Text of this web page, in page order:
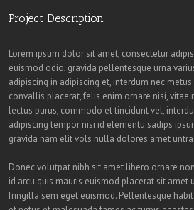
Project Description
Lorem ipsum dolor sit amet, consectetur
euismod odio, gravida pellentesque urna
adipiscing in adipiscing et, interdum nec
convallis placerat, felis enim ornare nisi, vitae
lectus purus, commodo et tincidunt vel,
adipiscing tempor nisi id elementu sadips
gravida nam elit vols nulla dolores amet
Donec volutpat nibh sit amet libero ornare
id arcu quis mauris euismod placerat sit amet
fringilla sem eget euismod. Pellentesque